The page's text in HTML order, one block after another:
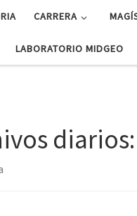
CARRERA
LABORATORIO MIDGEO
diarios: